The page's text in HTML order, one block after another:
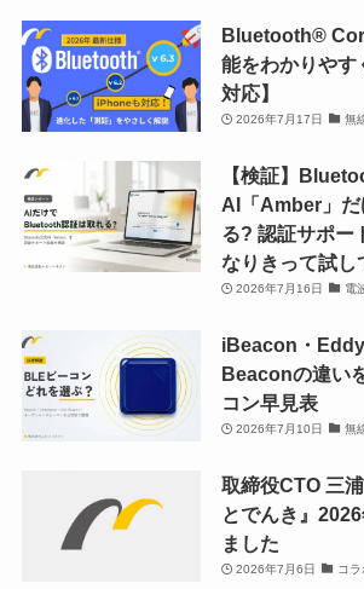
Bluetooth®︎
能をわかりや
対応】
2026年7月17日 無
【検証】
AI「Amber」
る? 認証サポー
なりきって試し
2026年7月16日 電
iBeacon・
Beaconの違い
コン早見表
2026年7月10日 無
取締役CTO 三
とでんき』
ました
2026年7月6日 コラ